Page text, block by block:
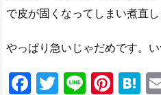
で皮が固くなってしまい煮直し
やっぱり急いじゃだめです。
F
T
Li Pi H